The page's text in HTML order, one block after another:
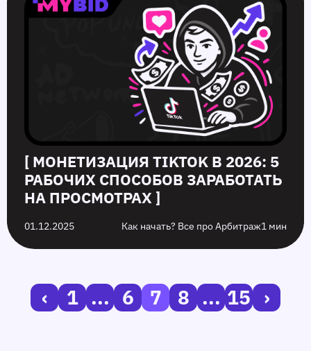
[ МОНЕТИЗАЦИЯ TIKTOK В 2026: 5
РАБОЧИХ СПОСОБОВ ЗАРАБОТАТЬ
НА ПРОСМОТРАХ ]
01.12.2025 Как начать? Все про Арбитраж1 мин
‹ 1 ... 6 7 8 ... 15 ›